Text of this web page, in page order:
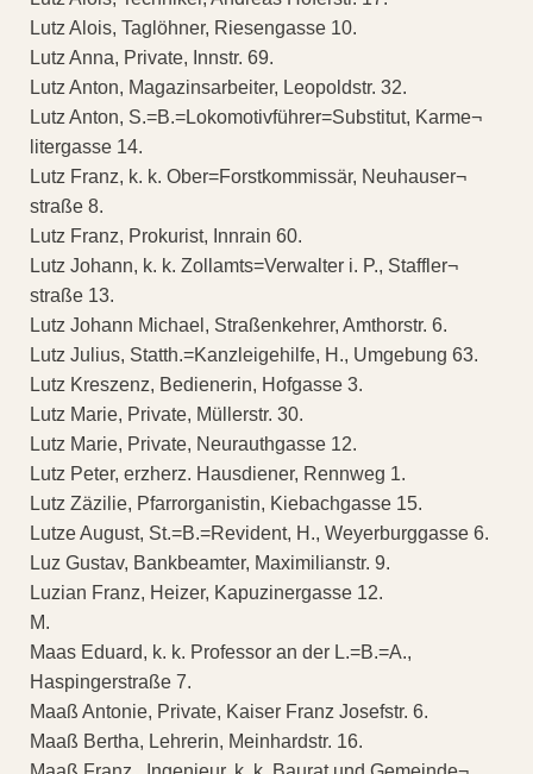
Lutz Alois, Taglöhner, Riesengasse 10.
Lutz Anna, Private, Innstr. 69.
Lutz Anton, Magazinsarbeiter, Leopoldstr. 32.
Lutz Anton, S.=B.=Lokomotivführer=Substitut, Karme¬
litergasse 14.
Lutz Franz, k. k. Ober=Forstkommissär, Neuhauser¬
straße 8.
Lutz Franz, Prokurist, Innrain 60.
Lutz Johann, k. k. Zollamts=Verwalter i. P., Staffler¬
straße 13.
Lutz Johann Michael, Straßenkehrer, Amthorstr. 6.
Lutz Julius, Statth.=Kanzleigehilfe, H., Umgebung 63.
Lutz Kreszenz, Bedienerin, Hofgasse 3.
Lutz Marie, Private, Müllerstr. 30.
Lutz Marie, Private, Neurauthgasse 12.
Lutz Peter, erzherz. Hausdiener, Rennweg 1.
Lutz Zäzilie, Pfarrorganistin, Kiebachgasse 15.
Lutze August, St.=B.=Revident, H., Weyerburggasse 6.
Luz Gustav, Bankbeamter, Maximilianstr. 9.
Luzian Franz, Heizer, Kapuzinergasse 12.
M.
Maas Eduard, k. k. Professor an der L.=B.=A.,
Haspingerstraße 7.
Maaß Antonie, Private, Kaiser Franz Josefstr. 6.
Maaß Bertha, Lehrerin, Meinhardstr. 16.